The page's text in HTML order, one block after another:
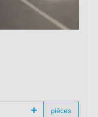
+ pièces